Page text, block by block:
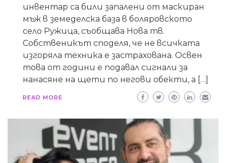
инвентар са били запалени от маскиран
мъж в земеделска база в боляровското
село Ружица, съобщава Нова тв.
Собственикът споделя, че не всичката
изгоряла техника е застрахована. Освен
това от години е подавал сигнали за
нанасяне на щети по негови обекти, а […]
READ MORE